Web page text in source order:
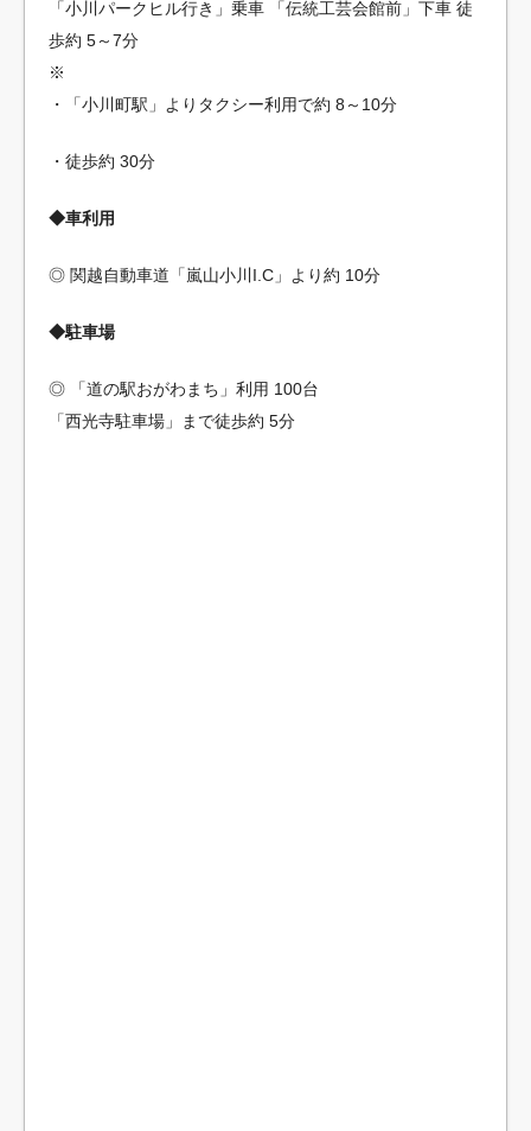
「小川パークヒル行き」乗車 「伝統工芸会館前」下車 徒
歩約 5～7分
※
・「小川町駅」よりタクシー利用で約 8～10分
・徒歩約 30分
◆車利用
◎ 関越自動車道「嵐山小川I.C」より約 10分
◆駐車場
◎ 「道の駅おがわまち」利用 100台
「西光寺駐車場」まで徒歩約 5分